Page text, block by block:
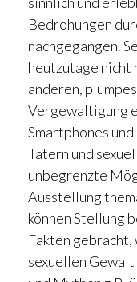
Bedrohungen
nachgegangen.
heutzutage nicht
anderen,
Vergewaltigung
Smartphones
Tätern und
unbegrenzte
Ausstellung
können Stellung
Fakten gebracht,
sexuellen